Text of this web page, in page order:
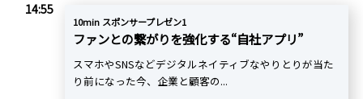
14:55
10min スポンサープレゼン1
ファンとの繋がりを強化する“自社アプリ”
スマホやSNSなどデジタルネイティブなやりとりが当た
り前になった今、企業と顧客の...